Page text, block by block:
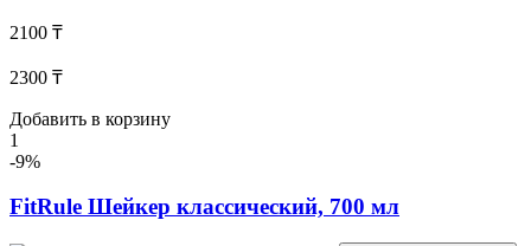
2100 ₸
2300 ₸
Добавить в корзину
1
-9%
FitRule Шейкер классический, 700 мл